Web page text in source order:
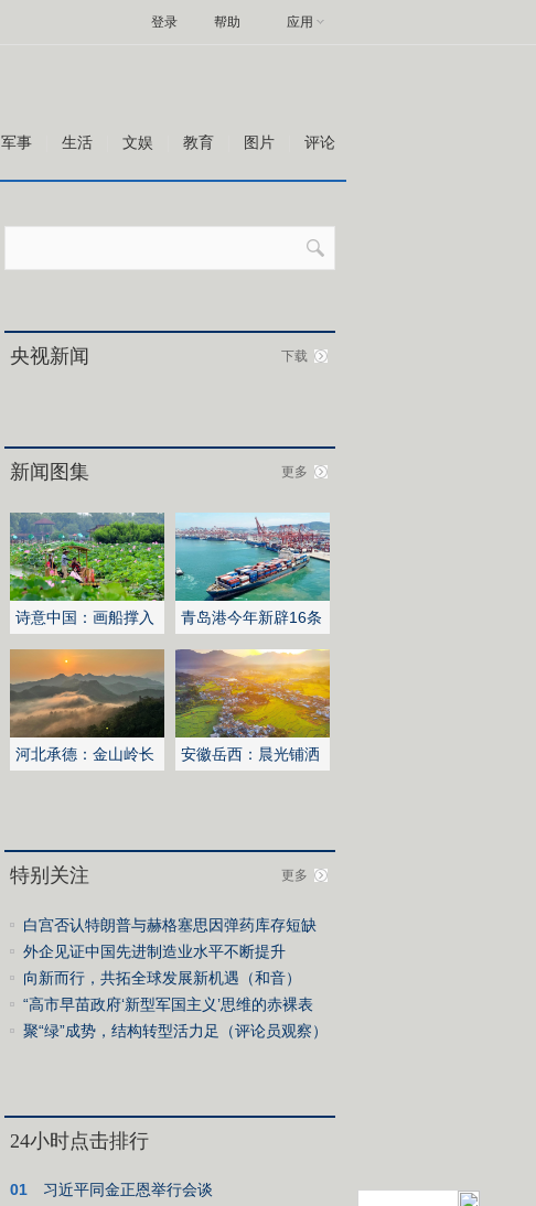
帮助 应用
登录
军事 生活 文娱 教育 图片 评论
央视新闻 下载
新闻图集 更多
诗意中国：画船撑入
花深处
青岛港今年新辟16条
国际航线
河北承德：金山岭长
安徽岳西：晨光铺洒
特别关注 更多
白宫否认特朗普与赫格塞思因弹药库存短缺
发生争执
外企见证中国先进制造业水平不断提升
向新而行，共拓全球发展新机遇（和音）
“高市早苗政府‘新型军国主义’思维的赤裸表
现”（国际视点）
聚“绿”成势，结构转型活力足（评论员观察）
24小时点击排行
01
习近平同金正恩举行会谈